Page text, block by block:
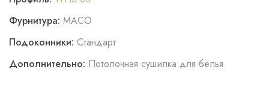
Фурнитура: MАСО
Подоконники: Стандарт
Дополнительно: Потолочная сушилка для белья